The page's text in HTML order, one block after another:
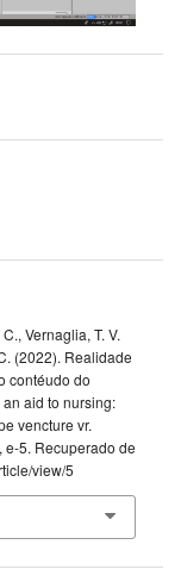
Vernaglia, T. V.
(2022). Realidade
contéudo do
aid to nursing:
vencture vr.
, e-5. Recuperado de
view/5